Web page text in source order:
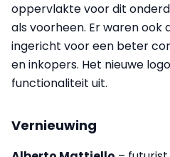
oppervlakte voor dit
als voorheen. Er waren ook
ingericht voor een beter
en inkopers. Het nieuwe
functionaliteit uit.
Vernieuwing